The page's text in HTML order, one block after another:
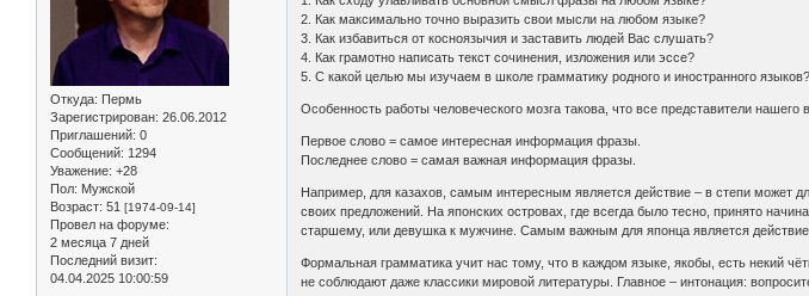
Откуда: Пермь
Зарегистрирован: 26.06.2012
Приглашений: 0
Сообщений: 1294
Уважение: +28
Пол: Мужской
Возраст: 51 [1974-09-14]
Провел на форуме:
2 месяца 7 дней
Последний визит:
04.04.2025 10:00:59
2. Как максимально точно выразить свои мысли на любом языке?
3. Как избавиться от косноязычия и заставить людей Вас слушать?
4. Как грамотно написать текст сочинения, изложения или эссе?
5. С какой целью мы изучаем в школе грамматику родного и иностранного языков?
Особенность работы человеческого мозга такова, что все представители
Первое слово = самое интересная информация фразы.
Последнее слово = самая важная информация фразы.
Например, для казахов, самым интересным является действие – в степи может
своих предложений. На японских островах, где всегда было тесно, принято
старшему, или девушка к мужчине. Самым важным для японца является
Формальная грамматика учит нас тому, что в каждом языке, якобы, есть некий
не соблюдают даже классики мировой литературы. Главное – интонация: